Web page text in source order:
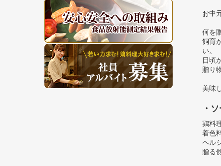
お中
何を
飼育
い。
日頃
贈り
美味
・
鶏料
着色
ヘル
贈る